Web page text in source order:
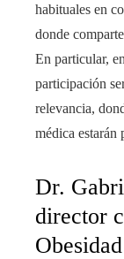
habituales en
donde
En particular,
participación
relevancia,
médica estarán
Dr.
director